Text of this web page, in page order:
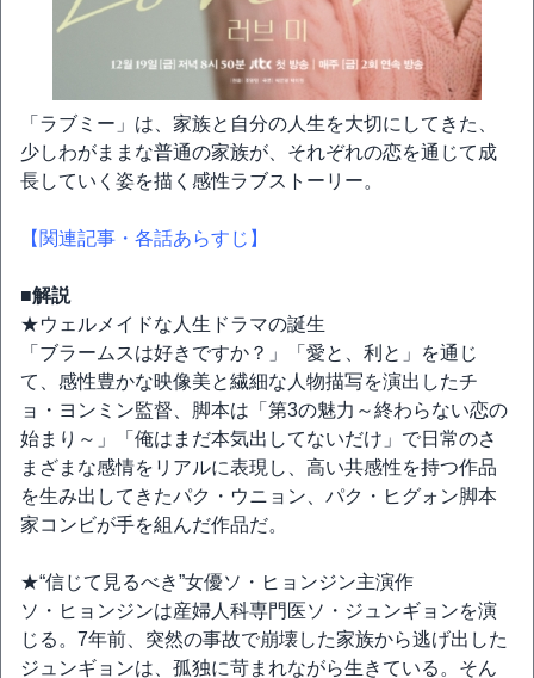
「ラブミー」は、家族と自分の人生を大切にしてきた、
少しわがままな普通の家族が、それぞれの恋を通じて成
長していく姿を描く感性ラブストーリー。
【関連記事・各話あらすじ】
■解説
★ウェルメイドな人生ドラマの誕生
「ブラームスは好きですか？」「愛と、利と」を通じ
て、感性豊かな映像美と繊細な人物描写を演出したチ
ョ・ヨンミン監督、脚本は「第3の魅力～終わらない恋の
始まり～」「俺はまだ本気出してないだけ」で日常のさ
まざまな感情をリアルに表現し、高い共感性を持つ作品
を生み出してきたパク・ウニョン、パク・ヒグォン脚本
家コンビが手を組んだ作品だ。
★“信じて見るべき”女優ソ・ヒョンジン主演作
ソ・ヒョンジンは産婦人科専門医ソ・ジュンギョンを演
じる。7年前、突然の事故で崩壊した家族から逃げ出した
ジュンギョンは、孤独に苛まれながら生きている。そん